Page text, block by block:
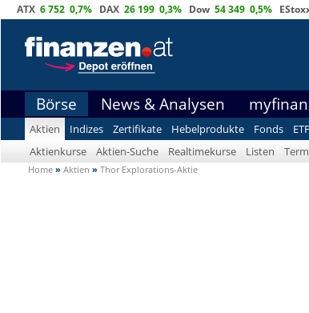
ATX 6 752 0,7% DAX 26 199 0,3% Dow 54 349 0,5%
Börse News & Analysen
Aktien Indizes Zertifikate Hebelprodukte Fonds ETF
Aktienkurse
Aktien-Suche Realtimekurse Listen
Home » Aktien » Thor Explorations-Aktie